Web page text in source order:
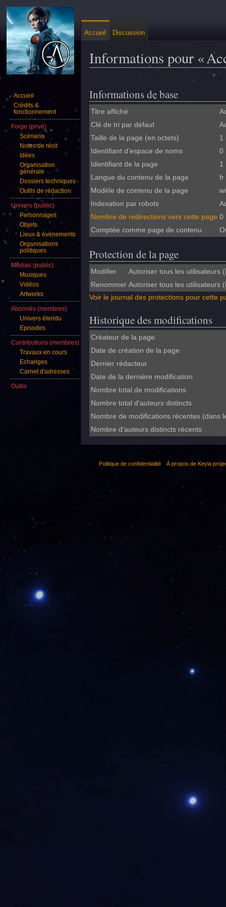
Informations pour «
Informations de base
Titre affiché
Clé de tri par défaut
Taille de la page (en octets)
1
Identifiant dʼespace de noms
0
Identifiant de la page
1
Langue du contenu de la page
fr
Modèle de contenu de la page
Indexation par robots
Nombre de redirections vers cette page 0
Comptée comme page de contenu
Protection de la page
Modifier
Autoriser tous les utilisateurs
Renommer Autoriser tous les utilisateurs
Voir le journal des protections pour cette
Historique des modifications
Créateur de la page
Date de création de la page
Dernier rédacteur
Date de la dernière modification
Nombre total de modifications
Nombre total d’auteurs distincts
Nombre de modifications récentes (dans
Nombre d’auteurs distincts récents
Accueil Discussion
Accueil
Crédits &
fonctionnement
Forge (privé)
Scénario
Notes de récit
Idées
Organisation
générale
Dossiers techniques
Outils de rédaction
Univers (public)
Personnages
Objets
Lieux & évènements
Organisations
politiques
Médias (public)
Musiques
Vidéos
Artworks
Abonnés (membres)
Univers étendu
Episodes
Contributions (membres)
Travaux en cours
Echanges
Carnet d'adresses
Outils
Politique de confidentialité À propos de Keyla